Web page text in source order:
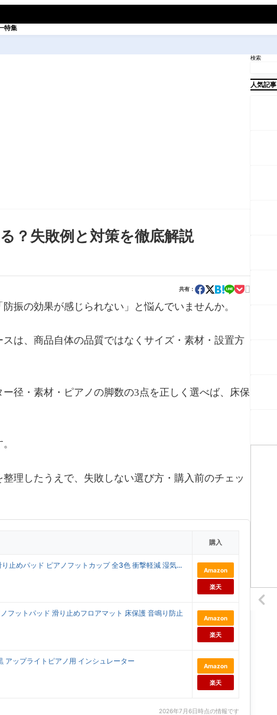
特集
？失敗例と対策を徹底解説
共有：

振の効果が感じられない」と悩んでいませんか。
は、商品自体の品質ではなくサイズ・素材・設置方
径・素材・ピアノの脚数の3点を正しく選べば、床保
理したうえで、失敗しない選び方・購入前のチェッ
購入
止めパッド ピアノフットカップ 全3色 衝撃軽減 湿気...
Amazon
楽天
フットパッド 滑り止めフロアマット 床保護 音鳴り防止
Amazon
楽天
アップライトピアノ用 インシュレーター
Amazon
楽天
2026年7月6日時点の情報です
検索
人気記事